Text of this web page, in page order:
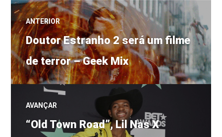
Navegação
de
Post
ANTERIOR
Post
anterior:
Doutor Estranho 2 será um filme
de terror – Geek Mix
AVANÇAR
Próximo
“Old Town Road”, Lil Nas X